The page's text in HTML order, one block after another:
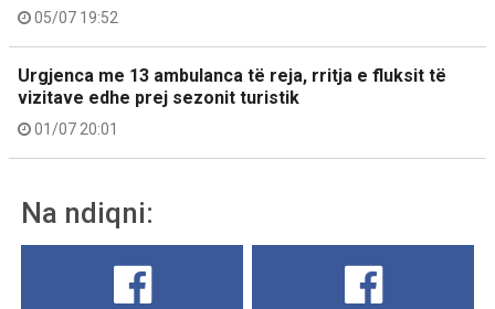
05/07 19:52
Urgjenca me 13 ambulanca të reja, rritja e fluksit të
vizitave edhe prej sezonit turistik
01/07 20:01
Na ndiqni: